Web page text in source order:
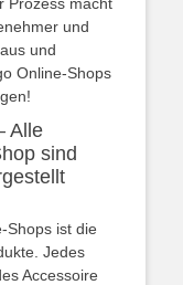
und
und
Online-Shops
Alle
sind
Shops ist die
Jedes
Accessoire